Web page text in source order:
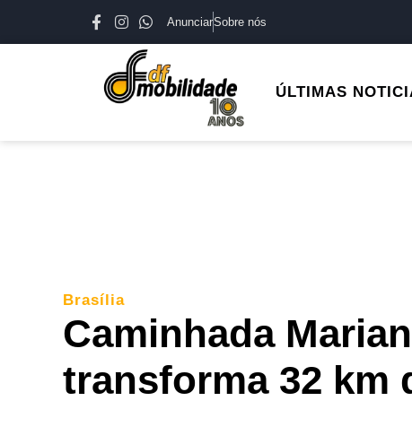
AnunciarSobre nós
ÚLTIMAS
Brasília
Caminhada
transforma 32 km